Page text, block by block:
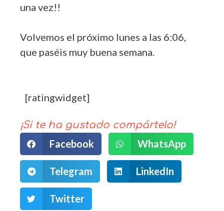
una vez!!
Volvemos el próximo lunes a las 6:06,
que paséis muy buena semana.
[ratingwidget]
¡Si te ha gustado compártelo!
Facebook WhatsApp
Telegram LinkedIn
Twitter